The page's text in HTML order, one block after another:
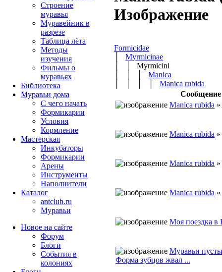
Изображение
Formicidae
Myrmicinae
│ │ Myrmicini
Manica
Manica rubida
Сообщение
Manica rubida »
Manica rubida »
Manica rubida »
Manica rubida »
Моя поездка
Муравьи
Форма зубцов жвал ...
Строение
муравья
Муравейник в
разрезе
Таблица лёта
Методы
изучения
Фильмы о
муравьях
Библиотека
Муравьи дома
С чего начать
Формикарии
Условия
Кормление
Мастерская
Инкубаторы
Формикарии
Арены
Инструменты
Наполнители
Каталог
antclub.ru
Муравьи
Новое на сайте
Форум
Блоги
События в
колониях